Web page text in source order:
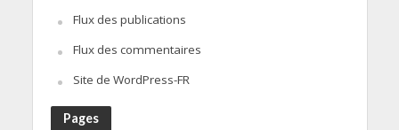
Flux des publications
Flux des commentaires
Site de WordPress-FR
Pages